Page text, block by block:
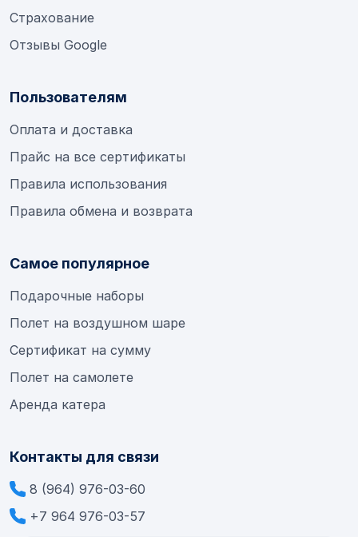
Страхование
Отзывы Google
Пользователям
Оплата и доставка
Прайс на все сертификаты
Правила использования
Правила обмена и возврата
Самое популярное
Подарочные наборы
Полет на воздушном шаре
Сертификат на сумму
Полет на самолете
Аренда катера
Контакты для связи
8 (964) 976-03-60
+7 964 976-03-57